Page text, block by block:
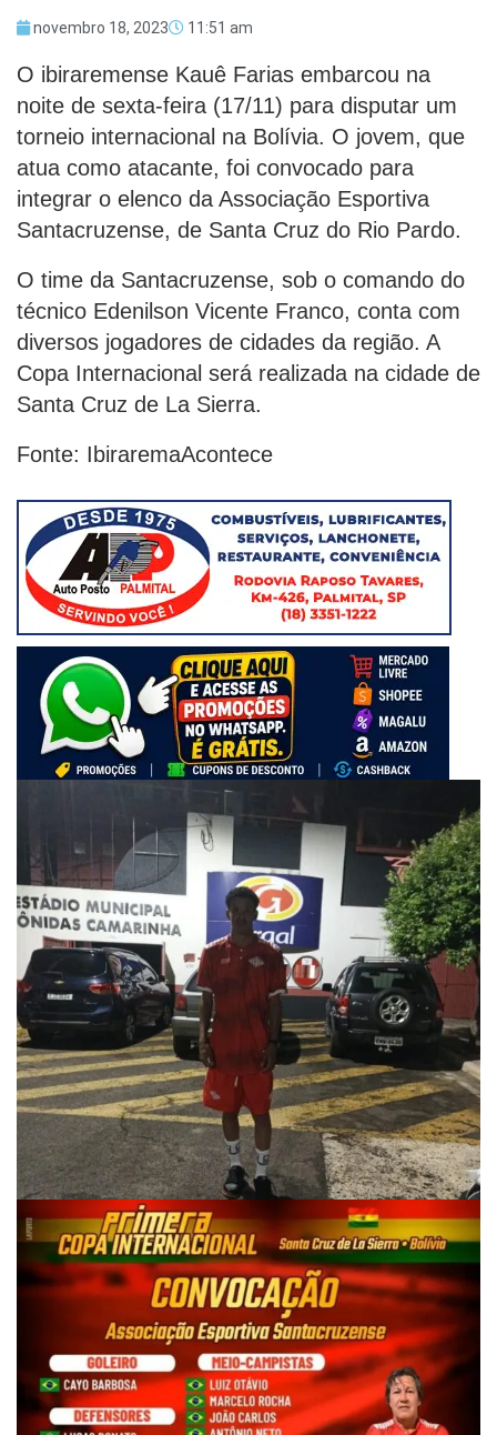
novembro 18, 2023 11:51 am
O ibiraremense Kauê Farias embarcou na
noite de sexta-feira (17/11) para disputar um
torneio internacional na Bolívia. O jovem, que
atua como atacante, foi convocado para
integrar o elenco da Associação Esportiva
Santacruzense, de Santa Cruz do Rio Pardo.
O time da Santacruzense, sob o comando do
técnico Edenilson Vicente Franco, conta com
diversos jogadores de cidades da região. A
Copa Internacional será realizada na cidade de
Santa Cruz de La Sierra.
Fonte: IbiraremaAcontece